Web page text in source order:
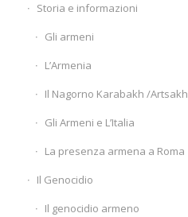
Storia e informazioni
Gli armeni
L’Armenia
Il Nagorno Karabakh /Artsakh
Gli Armeni e L’Italia
La presenza armena a Roma
Il Genocidio
Il genocidio armeno